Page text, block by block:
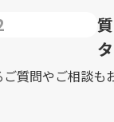
質問やご相談も